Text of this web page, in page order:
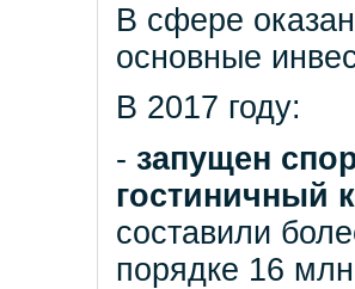
В сфере
основные
В 2017 году:
- запущен
гостиничный
составили
порядке 16